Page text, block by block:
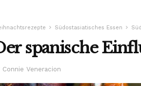
Südostasiatisches Essen
spanische
Connie Veneracion